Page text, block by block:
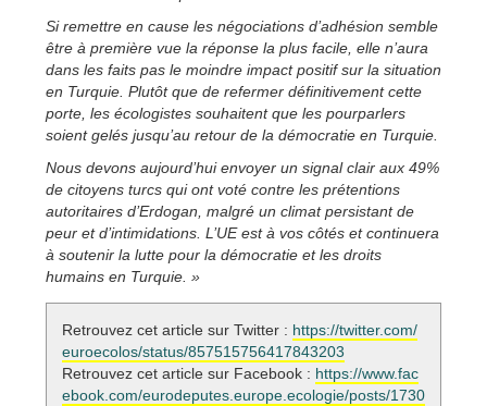
Si remettre en cause les négociations d’adhésion semble
être à première vue la réponse la plus facile, elle n’aura
dans les faits pas le moindre impact positif sur la situation
en Turquie. Plutôt que de refermer définitivement cette
porte, les écologistes souhaitent que les pourparlers
soient gelés jusqu’au retour de la démocratie en Turquie.
Nous devons aujourd’hui envoyer un signal clair aux 49%
de citoyens turcs qui ont voté contre les prétentions
autoritaires d’Erdogan, malgré un climat persistant de
peur et d’intimidations. L’UE est à vos côtés et continuera
à soutenir la lutte pour la démocratie et les droits
humains en Turquie. »
Retrouvez cet article sur Twitter : https://twitter.com/
euroecolos/status/857515756417843203
Retrouvez cet article sur Facebook : https://www.fac
ebook.com/eurodeputes.europe.ecologie/posts/1730